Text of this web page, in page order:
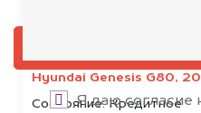
Hyundai Genesis G80,
Состояние:Кредитное
Я даю согласие